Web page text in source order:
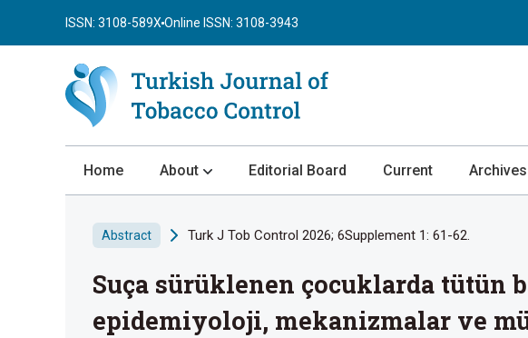
ISSN: 3108-589X Online ISSN: 3108-3943
Home About
Author Guidelines
Review Process
Publication Ethics
Editorial Board Current Archives
Abstract Turk J Tob Control 2026; 6Supplement 1: 61-62.
Suça sürüklenen çocuklarda tütün
epidemiyoloji, mekanizmalar ve